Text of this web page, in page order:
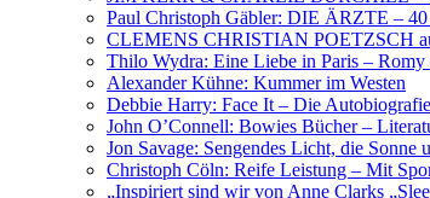
Paul Christoph Gäbler: DIE ÄRZTE – 40
CLEMENS CHRISTIAN POETZSCH
Thilo Wydra: Eine Liebe in Paris –
Alexander Kühne: Kummer im Westen
Debbie Harry: Face It – Die Autobiografie
John O’Connell: Bowies Bücher –
Jon Savage: Sengendes Licht, die
Christoph Cöln: Reife Leistung – Mit
„Inspiriert sind wir von Anne Clarks